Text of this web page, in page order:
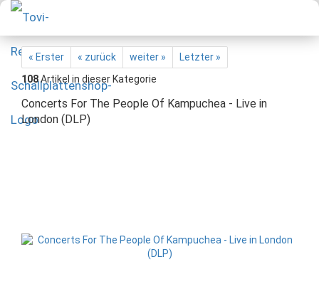
« Erster « zurück weiter »
Letzter »
108Artikel in dieser Kategorie
Concerts For The People Of Kampuchea - Live in
London (DLP)